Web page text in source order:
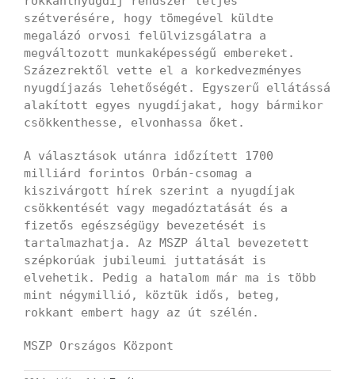
szétverésére, hogy tömegével küldte
megalázó orvosi felülvizsgálatra a
megváltozott munkaképességű embereket.
Százezrektől vette el a korkedvezményes
nyugdíjazás lehetőségét. Egyszerű ellátássá
alakított egyes nyugdíjakat, hogy bármikor
csökkenthesse, elvonhassa őket.
A választások utánra időzített 1700
milliárd forintos Orbán-csomag a
kiszivárgott hírek szerint a nyugdíjak
csökkentését vagy megadóztatását és a
fizetős egészségügy bevezetését is
tartalmazhatja. Az MSZP által bevezetett
szépkorúak jubileumi juttatását is
elvehetik. Pedig a hatalom már ma is több
mint négymillió, köztük idős, beteg,
rokkant embert hagy az út szélén.
MSZP Országos Központ